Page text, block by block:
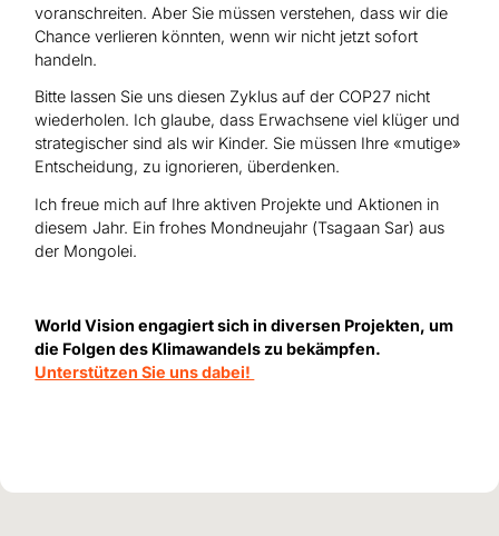
voranschreiten. Aber Sie müssen verstehen, dass wir die
Chance verlieren könnten, wenn wir nicht jetzt sofort
handeln.
Bitte lassen Sie uns diesen Zyklus auf der COP27 nicht
wiederholen. Ich glaube, dass Erwachsene viel klüger und
strategischer sind als wir Kinder. Sie müssen Ihre «mutige»
Entscheidung, zu ignorieren, überdenken.
Ich freue mich auf Ihre aktiven Projekte und Aktionen in
diesem Jahr. Ein frohes Mondneujahr (Tsagaan Sar) aus
der Mongolei.
World Vision engagiert sich in diversen Projekten, um
die Folgen des Klimawandels zu bekämpfen.
Unterstützen Sie uns dabei!